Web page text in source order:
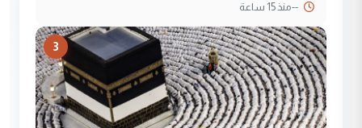
--منذ 15 ساعة
3